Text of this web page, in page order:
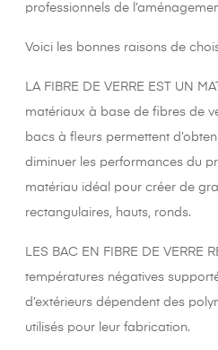
professionnels de
Voici les bonnes raisons de
LA FIBRE DE VERRE EST UN
matériaux à base de fibres de
bacs à fleurs permettent
diminuer les performances du
matériau idéal pour créer de
rectangulaires, hauts, ronds.
LES BAC EN FIBRE DE VERRE
températures négatives
d’extérieurs dépendent des
utilisés pour leur fabrication.